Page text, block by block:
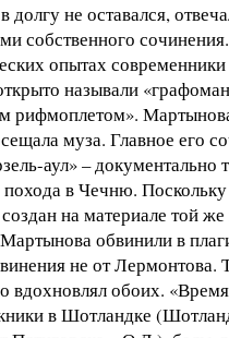
долгу не оставался,
собственного
опытах
называли
рифмоплетом».
муза. Главное его
аул» – документально
в Чечню.
на материале той
обвинили в
не от Лермонтова.
вдохновлял обоих.
в Шотландке